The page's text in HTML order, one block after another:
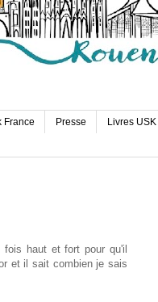
France Presse Livres USK
haut et fort pour qu'il
et il sait combien je sais